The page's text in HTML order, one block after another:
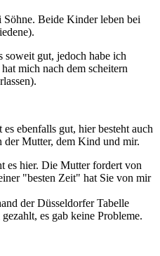
Beide Kinder leben bei
soweit gut, jedoch habe ich
mich nach dem scheitern
ebenfalls gut, hier besteht auch
der Mutter, dem Kind und mir.
es hier. Die Mutter fordert von
"besten Zeit" hat Sie von mir
der Düsseldorfer Tabelle
es gab keine Probleme.